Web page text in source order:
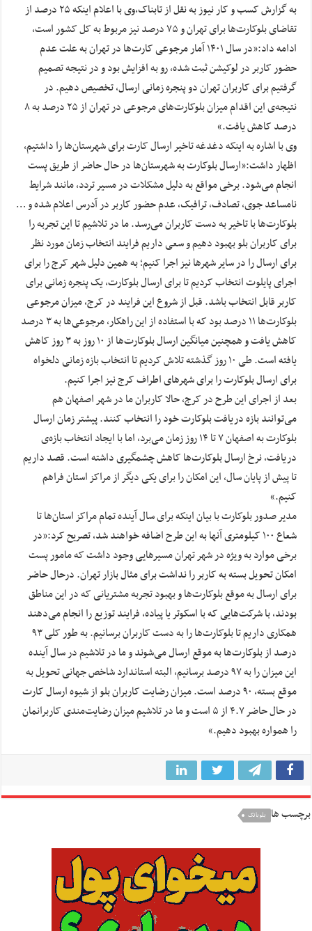
به گزارش کسب و کار نیوز به نقل از تابناک،وی با اعلام اینکه ۲۵ درصد از
تقاضای بلوکارت‌ها برای تهران و ۷۵ درصد نیز مربوط به کل کشور است،
ادامه داد:«در سال ۱۴۰۱ آمار مرجوعی کارت‌ها در تهران به علت عدم
حضور کاربر در لوکیشن ثبت شده، رو به افزایش بود و در نتیجه تصمیم
گرفتیم برای کاربران تهران دو پنجره زمانی ارسال، تخصیص دهیم. در
نتیجه‌ی این اقدام میزان بلوکارت‌های مرجوعی‌ در تهران از ۲۵ درصد به ۸
درصد کاهش یافت.»
وی با اشاره به اینکه دغدغه تاخیر ارسال کارت برای شهرستان‌ها را داشتیم،
اظهار داشت:«ارسال بلوکارت به شهرستان‌ها در حال حاضر از طریق پست
انجام می‌شود. برخی مواقع به دلیل مشکلات در مسیر تردد، مانند شرایط
نامساعد جوی، تصادف، ترافیک، عدم حضور کاربر در آدرس اعلام شده و …
بلوکارت‌ها با تاخیر به دست کاربران می‌رسد. ما در تلاشیم تا این تجربه را
برای کاربران بلو بهبود دهیم و سعی داریم فرایند انتخاب زمان مورد نظر
برای ارسال را در سایر شهرها نیز اجرا کنیم؛ به همین دلیل شهر کرج را برای
اجرای پایلوت انتخاب کردیم تا برای ارسال بلوکارت، یک پنجره زمانی برای
کاربر قابل انتخاب باشد. قبل از شروع این فرایند در کرج، میزان مرجوعی‌
بلوکارت‌ها ۱۱ درصد بود که با استفاده از این راهکار، مرجوعی‌ها به ۳ درصد
کاهش یافت و همچنین میانگین ارسال بلوکارت‌ها از ۱۰ روز به ۳ روز کاهش
یافته است. طی ۱۰ روز گذشته تلاش کردیم تا انتخاب بازه زمانی دلخواه
برای ارسال بلوکارت را برای شهرهای اطراف کرج نیز اجرا کنیم.
بعد از اجرای این طرح در کرج، حالا کاربران ما در شهر اصفهان هم
می‌توانند بازه دریافت بلوکارت خود را انتخاب کنند. پیشتر زمان ارسال
بلوکارت به اصفهان ۷ تا ۱۴ روز زمان می‌برد، اما با ایجاد انتخاب بازه‌ی
دریافت، نرخ ارسال بلوکارت‌ها کاهش چشمگیری داشته است. قصد داریم
تا پیش از پایان سال، این امکان را برای یکی دیگر از مراکز استان فراهم
کنیم.»
مدیر صدور بلوکارت با بیان اینکه برای سال آینده تمام مراکز استان‌ها تا
شعاع ۱۰۰ کیلومتری آنها به این طرح اضافه خواهند شد، تصریح کرد:«در
برخی موارد به ویژه در شهر تهران مسیرهایی وجود داشت که مامور پست
امکان تحویل بسته به کاربر را نداشت برای مثال بازار تهران. درحال حاضر
برای ارسال به موقع بلوکارت‌ها و بهبود تجربه مشتریانی که در این مناطق
بودند، با شرکت‌هایی که با اسکوتر یا پیاده، فرایند توزیع را انجام می‌دهند
همکاری داریم تا بلوکارت‌ها را به دست کاربران برسانیم.
به طور کلی ۹۳
درصد از بلوکارت‌ها به موقع ارسال می‌شوند و ما در تلاشیم در سال آینده
این میزان را به ۹۷ درصد برسانیم، البته استاندارد شاخص جهانی تحویل به
موقع بسته، ۹۰ درصد است. میزان رضایت کاربران بلو از شیوه ارسال کارت
در حال حاضر ۴.۷ از ۵ است و ما در تلاشیم میزان رضایت‌مندی کاربرانمان
را همواره بهبود دهیم.
»
برچسب ها بلوبانک